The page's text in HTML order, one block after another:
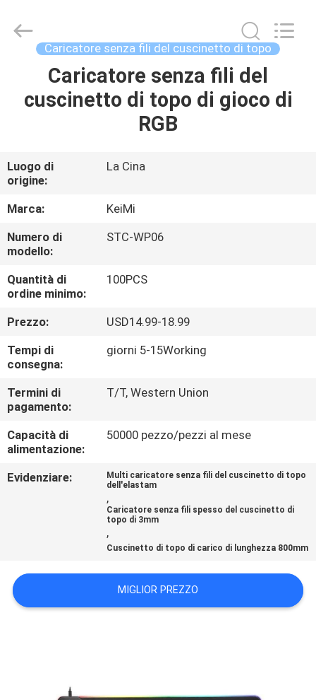
CASA
CIRCA
NOI
GIRO
DELLA
FABBRICA
CONTROLLO
DI
QUALITÀ
CONTATTICI
DEL
SITO
Industrial
Caricatore senza fili del cuscinetto di topo
Caricatore senza fili del
cuscinetto di topo di gioco di
RGB
Luogo di
origine:
La Cina
Marca:
KeiMi
Numero di
modello:
STC-WP06
Quantità di
ordine minimo:
100PCS
Prezzo:
USD14.99-18.99
Tempi di
consegna:
giorni 5-15Working
Termini di
pagamento:
T/T, Western Union
Capacità di
alimentazione:
50000 pezzo/pezzi al mese
Evidenziare:
Multi caricatore senza fili del cuscinetto di topo
dell'elastam
,
Caricatore senza fili spesso del cuscinetto di
topo di 3mm
,
Cuscinetto di topo di carico di lunghezza 800mm
MIGLIOR PREZZO